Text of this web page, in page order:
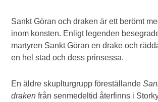
Sankt Göran och draken är ett berömt
inom konsten. Enligt legenden
martyren Sankt Göran en drake och
en hel stad och dess prinsessa.
En äldre skuplturgrupp föreställande
drakenfrån senmedeltid återfinns i